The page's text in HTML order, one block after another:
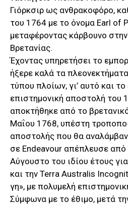
Γιόρκσιρ ως ανθρακοφόρο,
του 1764 με το όνομα Earl of
μεταφέροντας κάρβουνο
Βρετανίας.
Έχοντας υπηρετήσει το
ήξερε καλά τα
τύπου πλοίων, γι’ αυτό και
επιστημονική αποστολή του
αποκτήθηκε από το
Μαΐου 1768, υπέστη
αποστολής που θα
σε Endeavour απέπλευσε
Αύγουστο του ιδίου έτους
και την Terra Australis
γη», με πολυμελή
Σύμφωνα με το έθιμο, μετά